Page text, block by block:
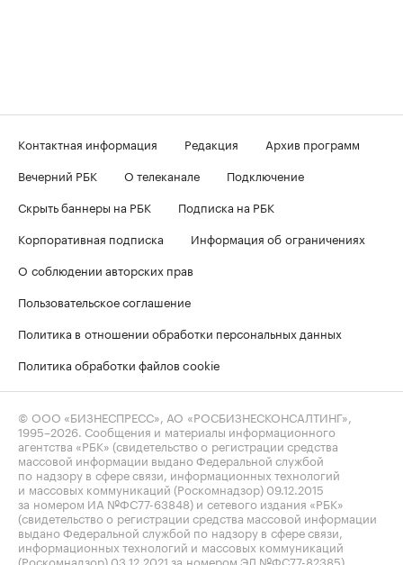
Контактная информация Редакция
Архив программ
Вечерний РБК
О телеканале
Подключение
Скрыть баннеры на РБК
Подписка на РБК
Корпоративная подписка
Информация об ограничениях
О соблюдении авторских прав
Пользовательское соглашение
Политика в отношении обработки персональных данных
Политика обработки файлов cookie
© ООО «БИЗНЕСПРЕСС», АО «РОСБИЗНЕСКОНСАЛТИНГ»,
1995–2026 . Сообщения и материалы информационного
агентства «РБК» (свидетельство о регистрации средства
массовой информации выдано Федеральной службой
по надзору в сфере связи, информационных технологий
и массовых коммуникаций (Роскомнадзор) 09.12.2015
за номером ИА №ФС77-63848) и сетевого издания «РБК»
(свидетельство о регистрации средства массовой информации
выдано Федеральной службой по надзору в сфере связи,
информационных технологий и массовых коммуникаций
(Роскомнадзор) 03.12.2021 за номером ЭЛ №ФС77-82385)